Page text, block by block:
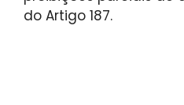
do Artigo 187.